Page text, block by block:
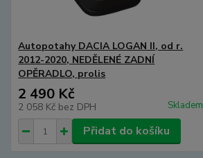
Autopotahy DACIA LOGAN II, od r.
2012-2020, NEDĚLENÉ ZADNÍ
OPĚRADLO, prolis
2 490 Kč
2 058 Kč bez DPH Skladem
Přidat do košíku